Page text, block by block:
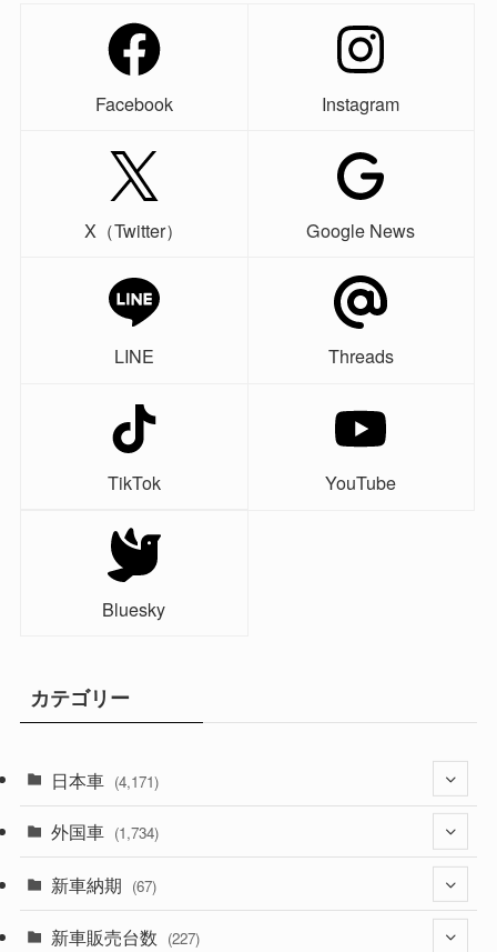
Facebook Instagram
X（Twitter） Google News
LINE Threads
TikTok YouTube
Bluesky
カテゴリー
日本車 (4,171)
(1,321)
(329)
外国車 (1,734)
新車納期 (67)
(28)
新車販売台数 (227)